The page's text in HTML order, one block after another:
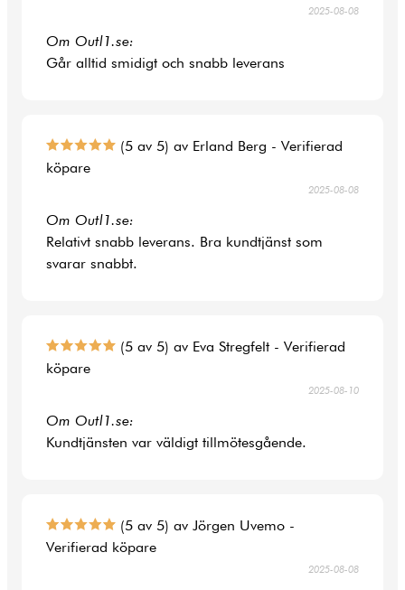
2025-08-08
Om Outl1.se:
Går alltid smidigt och snabb leverans
(5 av 5) av Erland Berg - Verifierad
köpare
2025-08-08
Om Outl1.se:
Relativt snabb leverans. Bra kundtjänst som
svarar snabbt.
(5 av 5) av Eva Stregfelt - Verifierad
köpare
2025-08-10
Om Outl1.se:
Kundtjänsten var väldigt tillmötesgående.
(5 av 5) av Jörgen Uvemo -
Verifierad köpare
2025-08-08